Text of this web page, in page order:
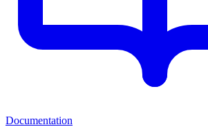
Documentation